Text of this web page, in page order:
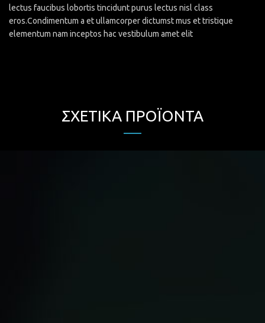
lectus faucibus lobortis tincidunt purus lectus nisl class
eros.Condimentum a et ullamcorper dictumst mus et tristique
elementum nam inceptos hac vestibulum amet elit
ΣΧΕΤΙΚΆ ΠΡΟΪΌΝΤΑ